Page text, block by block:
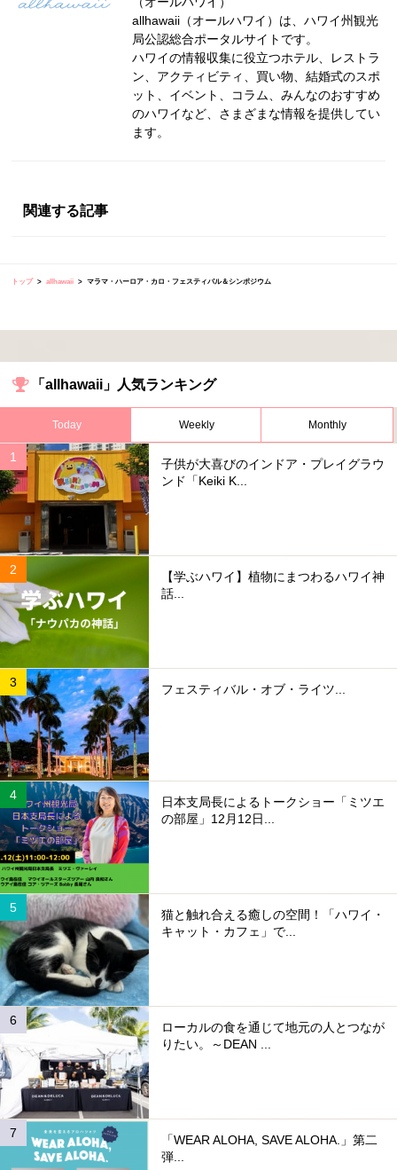
allhawaii（オールハワイ）は、ハワイ州観光
局公認総合ポータルサイトです。
ハワイの情報収集に役立つホテル、レストラ
ン、アクティビティ、買い物、結婚式のスポ
ット、イベント、コラム、みんなのおすすめ
のハワイなど、さまざまな情報を提供してい
ます。
関連する記事
トップ allhawaii マラマ・ハーロア・カロ・フェスティバル＆シンポジウム
「allhawaii」人気ランキング
Today Weekly Monthly
子供が大喜びのインドア・プレイグラウ
ンド「Keiki K...
【学ぶハワイ】植物にまつわるハワイ神
話...
フェスティバル・オブ・ライツ...
日本支局長によるトークショー「ミツエ
の部屋」12月12日...
猫と触れ合える癒しの空間！「ハワイ・
キャット・カフェ」で...
ローカルの食を通じて地元の人とつなが
りたい。～DEAN ...
「WEAR ALOHA, SAVE ALOHA.」第二
弾...